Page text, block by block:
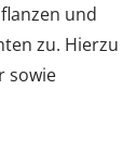
und
zu. Hierzu
sowie